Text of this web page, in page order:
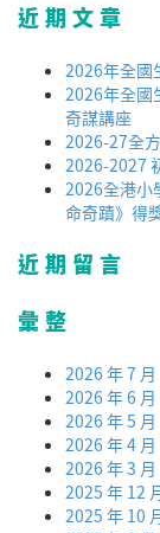
近期文章
2026年全國
2026年全國
奇謀講座
2026-27全
2026-2027
2026全港小
命奇蹟》得
近期留言
彙整
2026 年 7 月
2026 年 6 月
2026 年 5 月
2026 年 4 月
2026 年 3 月
2025 年 12
2025 年 10